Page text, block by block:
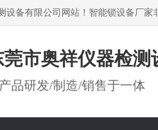
设备有限公司网站！智能锁设备厂家
莞市奥祥仪器检测
产品研发/制造/销售于一体